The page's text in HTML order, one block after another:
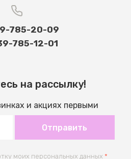
785-20-09
785-12-01
на рассылку!
и акциях первыми
моих персональных данных *
Отправить